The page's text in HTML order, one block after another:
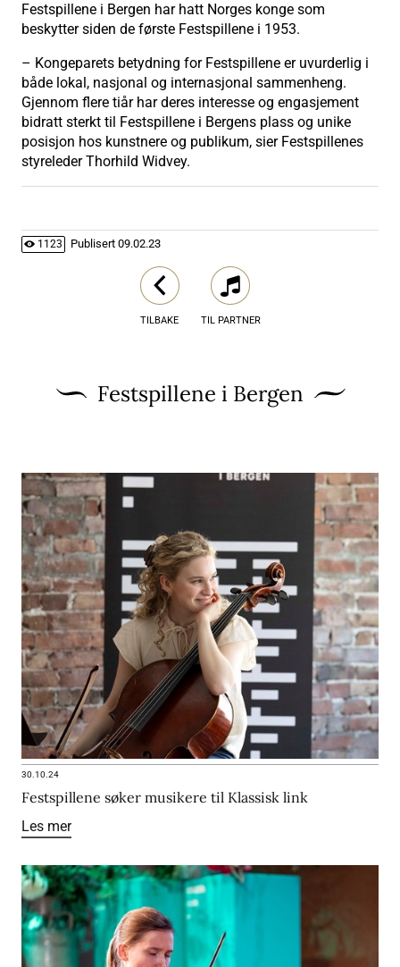
Festspillene i Bergen har hatt Norges konge som
beskytter siden de første Festspillene i 1953.
– Kongeparets betydning for Festspillene er uvurderlig i
både lokal, nasjonal og internasjonal sammenheng.
Gjennom flere tiår har deres interesse og engasjement
bidratt sterkt til Festspillene i Bergens plass og unike
posisjon hos kunstnere og publikum, sier Festspillenes
styreleder Thorhild Widvey.
1123 Publisert 09.02.23
TILBAKE TIL PARTNER
Festspillene i Bergen
30.10.24
Festspillene søker musikere til Klassisk link
Les mer